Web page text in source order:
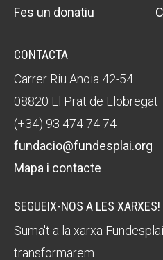
Fes un donatiu
CONTACTA
Carrer Riu Anoia 42-54
08820 El Prat de Llobregat
(+34) 93 474 74 74
fundacio@fundesplai.org
Mapa i contacte
SEGUEIX-NOS A LES XARXES!
Suma't a la xarxa
transformarem.